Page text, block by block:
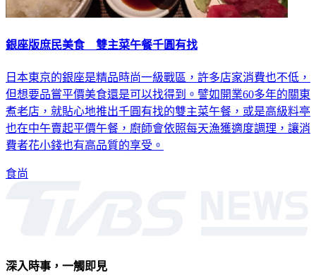
銀座版庶民美食 雙主菜午餐千圓有找
日本東京的銀座是精品時尚一級戰區，許多店家消費也不低，
但想要品嘗平價美食還是可以找得到。譬如開業60多年的關東
煮老店，就貼心地推出千圓有找的雙主菜午餐，或是高級料亭
也在中午賣起平價午餐，廚師會依照每天漁獲適度調理，讓消
費者花小錢也有高品質的享受。
食尚
深入時事，一觸即見